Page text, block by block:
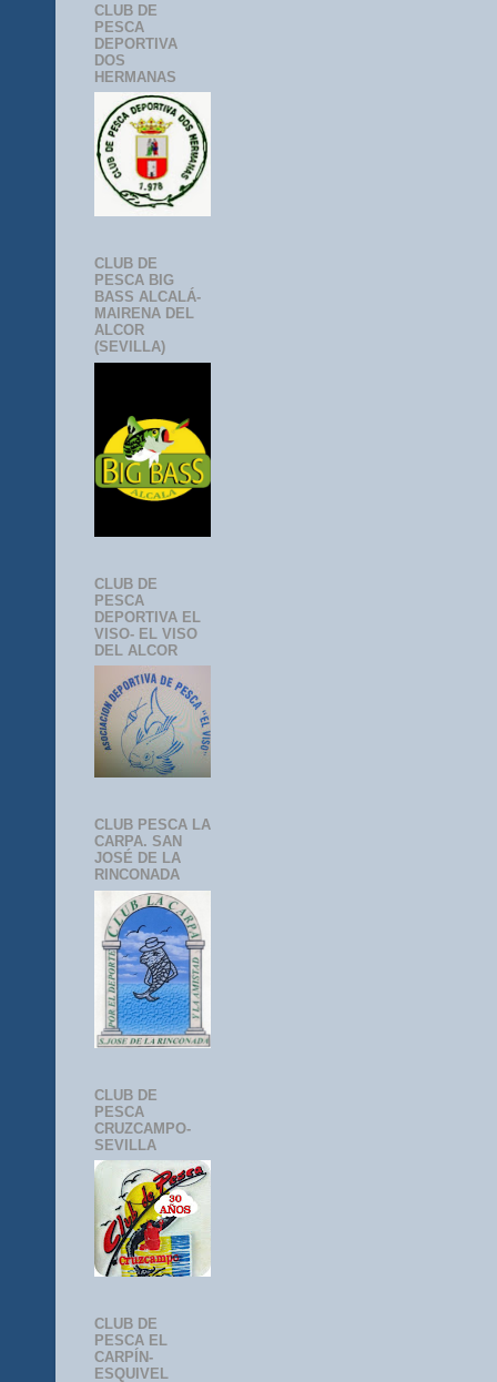
CLUB DE
PESCA
DEPORTIVA
DOS
HERMANAS
CLUB DE
PESCA BIG
BASS ALCALÁ-
MAIRENA DEL
ALCOR
(SEVILLA)
CLUB DE
PESCA
DEPORTIVA EL
VISO- EL VISO
DEL ALCOR
CLUB PESCA LA
CARPA. SAN
JOSÉ DE LA
RINCONADA
CLUB DE
PESCA
CRUZCAMPO-
SEVILLA
CLUB DE
PESCA EL
CARPÍN-
ESQUIVEL